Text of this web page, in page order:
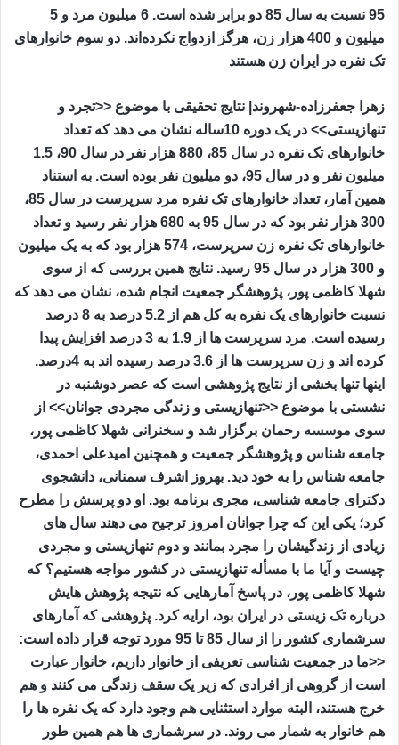
95 نسبت به سال 85 دو برابر شده است. 6 میلیون مرد و 5
میلیون و 400 هزار زن، هرگز ازدواج نکرده‌اند. دو سوم خانوارهای
تک نفره در ایران زن هستند
زهرا جعفرزاده-شهروند| نتایج تحقیقی با موضوع <<تجرد و
تنهازیستی>> در یک دوره 10ساله نشان می دهد که تعداد
خانوارهای تک نفره در سال 85، 880 هزار نفر در سال 90، 1.5
میلیون نفر و در سال 95، دو میلیون نفر بوده است. به استناد
همین آمار، تعداد خانوارهای تک نفره مرد سرپرست در سال 85،
300 هزار نفر بود که در سال 95 به 680 هزار نفر رسید و تعداد
خانوارهای تک نفره زن سرپرست، 574 هزار بود که به یک میلیون
و 300 هزار در سال 95 رسید. نتایج همین بررسی که از سوی
شهلا کاظمی پور، پژوهشگر جمعیت انجام شده، نشان می دهد که
نسبت خانوارهای یک نفره به کل هم از 5.2 درصد به 8 درصد
رسیده است. مرد سرپرست ها از 1.9 به 3 درصد افزایش پیدا
کرده اند و زن سرپرست ها از 3.6 درصد رسیده اند به 4درصد.
اینها تنها بخشی از نتایج پژوهشی است که عصر دوشنبه در
نشستی با موضوع <<تنهازیستی و زندگی مجردی جوانان>> از
سوی موسسه رحمان برگزار شد و سخنرانی شهلا کاظمی پور،
جامعه شناس و پژوهشگر جمعیت و همچنین امیدعلی احمدی،
جامعه شناس را به خود دید. بهروز اشرف سمنانی، دانشجوی
دکترای جامعه شناسی، مجری برنامه بود. او دو پرسش را مطرح
کرد؛ یکی این که چرا جوانان امروز ترجیح می دهند سال های
زیادی از زندگیشان را مجرد بمانند و دوم تنهازیستی و مجردی
چیست و آیا ما با مسأله تنهازیستی در کشور مواجه هستیم؟ که
شهلا کاظمی پور، در پاسخ آمارهایی که نتیجه پژوهش هایش
درباره تک زیستی در ایران بود، ارایه کرد. پژوهشی که آمارهای
سرشماری کشور را از سال 85 تا 95 مورد توجه قرار داده است:
<<ما در جمعیت شناسی تعریفی از خانوار داریم، خانوار عبارت
است از گروهی از افرادی که زیر یک سقف زندگی می کنند و هم
خرج هستند، البته موارد استثنایی هم وجود دارد که یک نفره ها را
هم خانوار به شمار می روند. در سرشماری ها هم همین طور